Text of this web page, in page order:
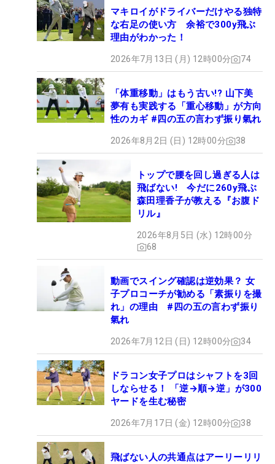
マキロイがドライバーだけやる独特
な右足の使い方 余裕で300y飛ぶ
理由がわかった！
2026年7月13日 (月) 12時00分 74
「体重移動」はもう古い!? 山下美
夢有も実践する「重心移動」が方向
性のカギ #四の五の言わず振り氣れ
2026年8月2日 (日) 12時00分 38
トップで腰を回し過ぎる人は
飛ばない! 今だに260y飛ぶ
森田理香子が教える『お腹ド
リル』
2026年8月5日 (水) 12時00分
68
動画でスイング確認は逆効果？ 女
子プロコーチが勧める「素振りを撮
れ」の理由 #四の五の言わず振り
氣れ
2026年7月12日 (日) 12時00分 34
ドラコン女子プロはシャフトを3回
しならせる！ 「逆→順→逆」が300
ヤードを生む秘密
2026年7月17日 (金) 12時00分 38
飛ばない人の共通点はアーリーリリ